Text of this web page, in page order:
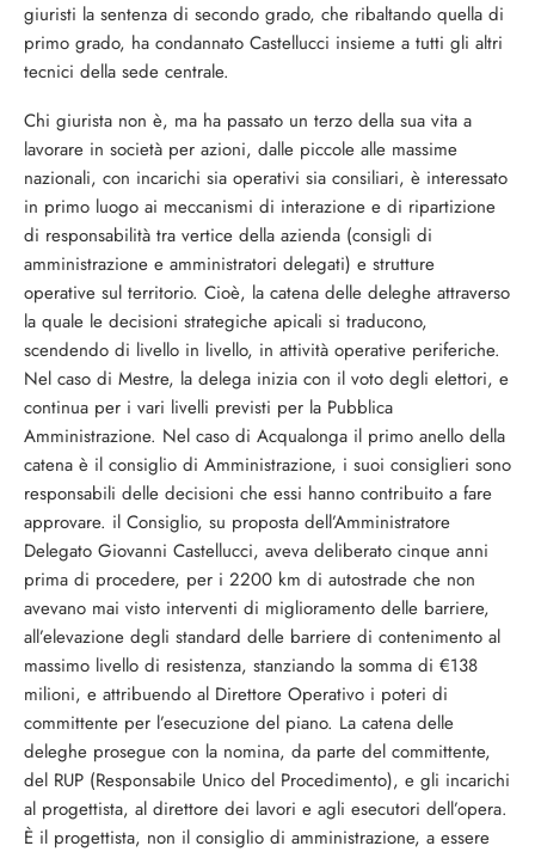
giuristi la sentenza di secondo grado, che ribaltando quella di
primo grado, ha condannato Castellucci insieme a tutti gli altri
tecnici della sede centrale.
Chi giurista non è, ma ha passato un terzo della sua vita a
lavorare in società per azioni, dalle piccole alle massime
nazionali, con incarichi sia operativi sia consiliari, è interessato
in primo luogo ai meccanismi di interazione e di ripartizione
di responsabilità tra vertice della azienda (consigli di
amministrazione e amministratori delegati) e strutture
operative sul territorio. Cioè, la catena delle deleghe attraverso
la quale le decisioni strategiche apicali si traducono,
scendendo di livello in livello, in attività operative periferiche.
Nel caso di Mestre, la delega inizia con il voto degli elettori, e
continua per i vari livelli previsti per la Pubblica
Amministrazione. Nel caso di Acqualonga il primo anello della
catena è il consiglio di Amministrazione, i suoi consiglieri sono
responsabili delle decisioni che essi hanno contribuito a fare
approvare. il Consiglio, su proposta dell’Amministratore
Delegato Giovanni Castellucci, aveva deliberato cinque anni
prima di procedere, per i 2200 km di autostrade che non
avevano mai visto interventi di miglioramento delle barriere,
all’elevazione degli standard delle barriere di contenimento al
massimo livello di resistenza, stanziando la somma di €138
milioni, e attribuendo al Direttore Operativo i poteri di
committente per l’esecuzione del piano. La catena delle
deleghe prosegue con la nomina, da parte del committente,
del RUP (Responsabile Unico del Procedimento), e gli incarichi
al progettista, al direttore dei lavori e agli esecutori dell’opera.
È il progettista, non il consiglio di amministrazione, a essere